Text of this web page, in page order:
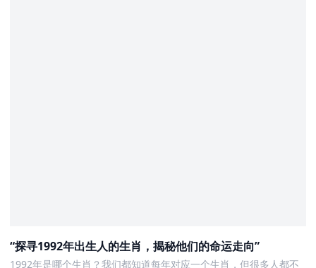
“探寻1992年出生人的生肖，揭秘他们的命运走向”
1992年是哪个生肖？我们都知道每年对应一个生肖，但很多人都不